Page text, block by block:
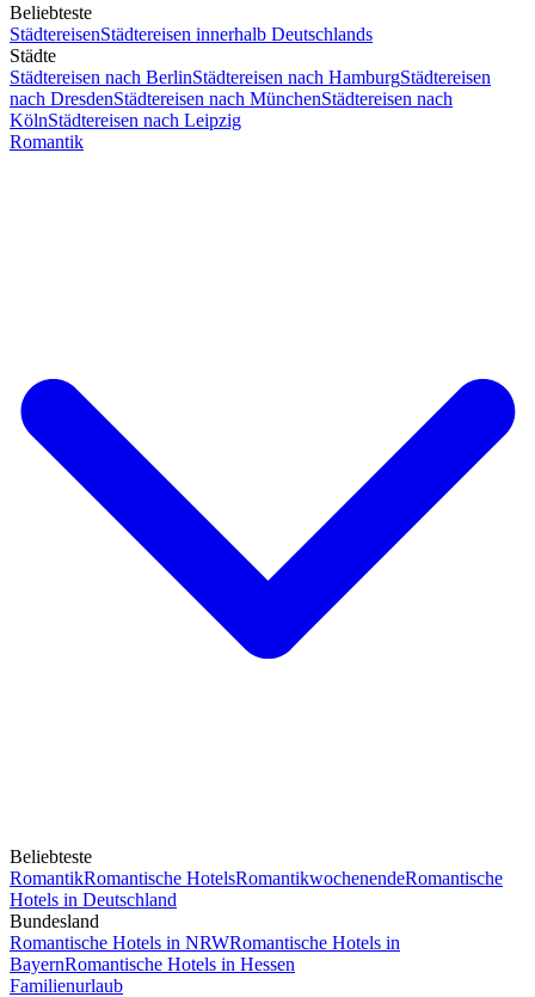
Beliebteste
StädtereisenStädtereisen innerhalb Deutschlands
Städte
Städtereisen nach BerlinStädtereisen nach HamburgStädtereisen
nach DresdenStädtereisen nach MünchenStädtereisen nach
KölnStädtereisen nach Leipzig
Romantik
Beliebteste
RomantikRomantische HotelsRomantikwochenendeRomantische
Hotels in Deutschland
Bundesland
Romantische Hotels in NRWRomantische Hotels in
BayernRomantische Hotels in Hessen
Familienurlaub